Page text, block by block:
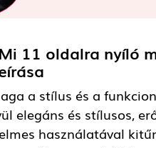
11 oldalra nyíló
a stílus és a
elegáns és stílusos,
használatával